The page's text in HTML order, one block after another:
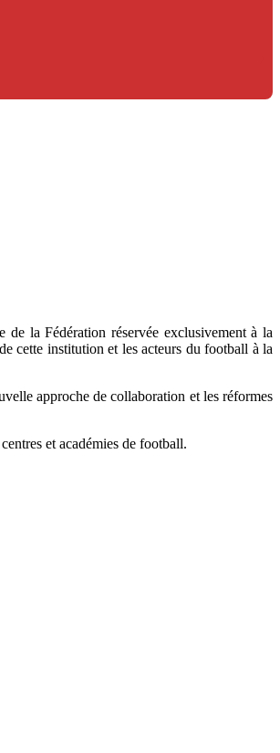
la Fédération réservée exclusivement à la
cette institution et les acteurs du football à la
approche de collaboration et les réformes
et académies de football.